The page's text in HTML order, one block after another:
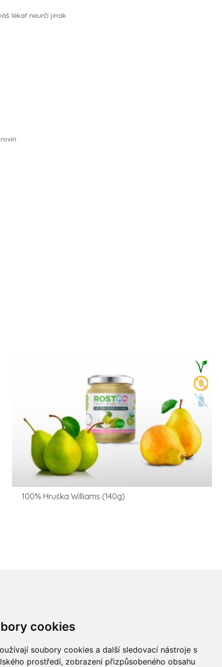
cookies
soubory cookies a další sledovací nástroje s
prostředí, zobrazení přizpůsobeného obsahu
lékař neurčí jinak.
100% Hruška Williams (140g)